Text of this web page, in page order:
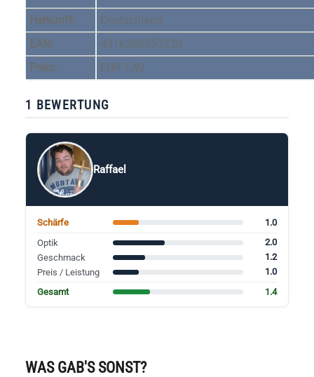
Herkunft:
Deutschland
EAN:
4316268553230
Preis:
EUR 1,49
1 BEWERTUNG
Raffael
Schärfe
1.0
Optik
2.0
Geschmack
1.2
Preis / Leistung
1.0
Gesamt
1.4
WAS GAB'S SONST?